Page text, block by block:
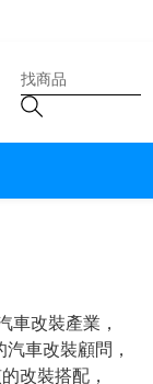
改裝產業，
車改裝顧問，
改裝搭配，